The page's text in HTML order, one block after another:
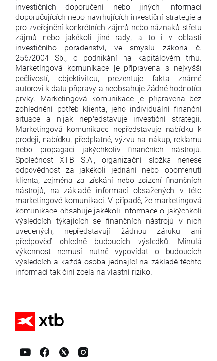
investičních doporučení nebo jiných informací
doporučujících nebo navrhujících investiční strategie a
pro zveřejnění konkrétních zájmů nebo náznaků střetu
zájmů nebo jakékoli jiné rady, a to i v oblasti
investičního poradenství, ve smyslu zákona č.
256/2004 Sb., o podnikání na kapitálovém trhu.
Marketingová komunikace je připravena s nejvyšší
pečlivostí, objektivitou, prezentuje fakta známé
autorovi k datu přípravy a neobsahuje žádné hodnotící
prvky. Marketingová komunikace je připravena bez
zohlednění potřeb klienta, jeho individuální finanční
situace a nijak nepředstavuje investiční strategii.
Marketingová komunikace nepředstavuje nabídku k
prodeji, nabídku, předplatné, výzvu na nákup, reklamu
nebo propagaci jakýchkoliv finančních nástrojů.
Společnost XTB S.A., organizační složka nenese
odpovědnost za jakékoli jednání nebo opomenutí
klienta, zejména za získání nebo zcizení finančních
nástrojů, na základě informací obsažených v této
marketingové komunikaci. V případě, že marketingová
komunikace obsahuje jakékoli informace o jakýchkoli
výsledcích týkajících se finančních nástrojů v nich
uvedených, nepředstavují žádnou záruku ani
předpověď ohledně budoucích výsledků. Minulá
výkonnost nemusí nutně vypovídat o budoucích
výsledcích a každá osoba jednající na základě těchto
informací tak činí zcela na vlastní riziko.